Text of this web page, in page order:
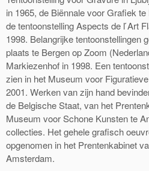
in 1965, de Biënnale voor Grafiek
de tentoonstelling Aspects de l ́Art
1998. Belangrijke tentoonstellingen
plaats te Bergen op Zoom
Markiezenhof in 1998. Een
zien in het Museum voor
2001. Werken van zijn hand
de Belgische Staat, van het
Museum voor Schone Kunsten te
collecties. Het gehele grafisch
opgenomen in het Prentenkabinet
Amsterdam.